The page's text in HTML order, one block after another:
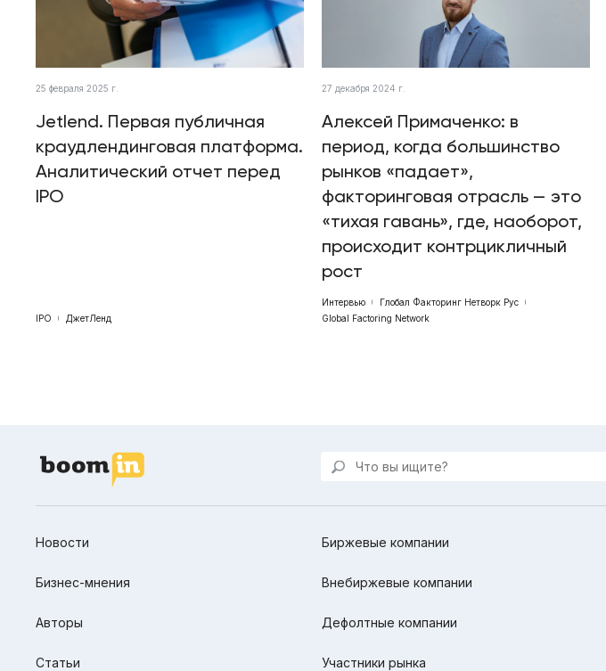
25 февраля 2025 г.
Jetlend. Первая публичная
краудлендинговая платформа.
Аналитический отчет перед
IPO
IPO ДжетЛенд
27 декабря 2024 г.
Алексей Примаченко: в
период, когда большинство
рынков «падает»,
факторинговая отрасль — это
«тихая гавань», где, наоборот,
происходит контрцикличный
рост
Интервью
Глобал Факторинг Нетворк Рус
Global Factoring Network
Новости
Бизнес-мнения
Авторы
Статьи
Биржевые компании
Внебиржевые компании
Дефолтные компании
Участники рынка